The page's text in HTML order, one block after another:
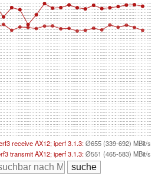
receive AX12; iperf 3.1.3:Ø655 (339-692) MBit/s
transmit AX12; iperf 3.1.3:Ø551 (465-583) MBit/s